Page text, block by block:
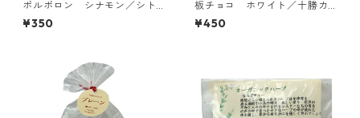
ポルボロン シナモン／シト
ー会 安心院（あじむ）トラ
ピスチヌ修道院
¥350
板チョコ ホワイト／十勝カ
ルメル会修道院
¥450